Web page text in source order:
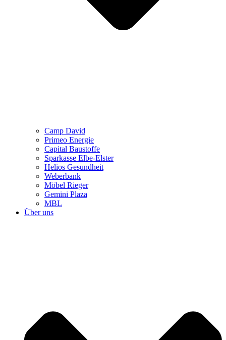
Camp David
Primeo Energie
Capital Baustoffe
Sparkasse Elbe-Elster
Helios Gesundheit
Weberbank
Möbel Rieger
Gemini Plaza
MBL
Über uns